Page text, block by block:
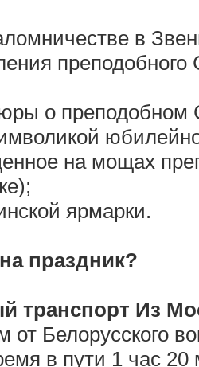
в
о преподобном
на мощах
ярмарки.
праздник?
транспорт Из
от Белорусского
в пути 1 час